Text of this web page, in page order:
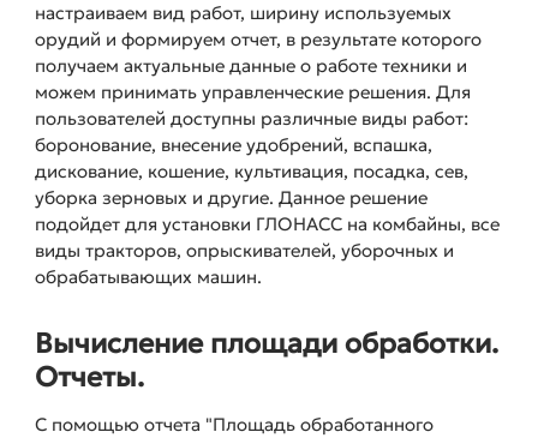
настраиваем вид работ, ширину используемых
орудий и формируем отчет, в результате которого
получаем актуальные данные о работе техники и
можем принимать управленческие решения. Для
пользователей доступны различные виды работ:
боронование, внесение удобрений, вспашка,
дискование, кошение, культивация, посадка, сев,
уборка зерновых и другие. Данное решение
подойдет для установки ГЛОНАСС на комбайны, все
виды тракторов, опрыскивателей, уборочных и
обрабатывающих машин.
Вычисление площади обработки.
Отчеты.
С помощью отчета "Площадь обработанного